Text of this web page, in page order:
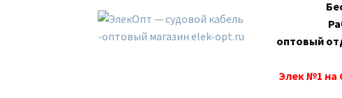
Перейти
к
Перейти
к
оптовый
Элек №1 на